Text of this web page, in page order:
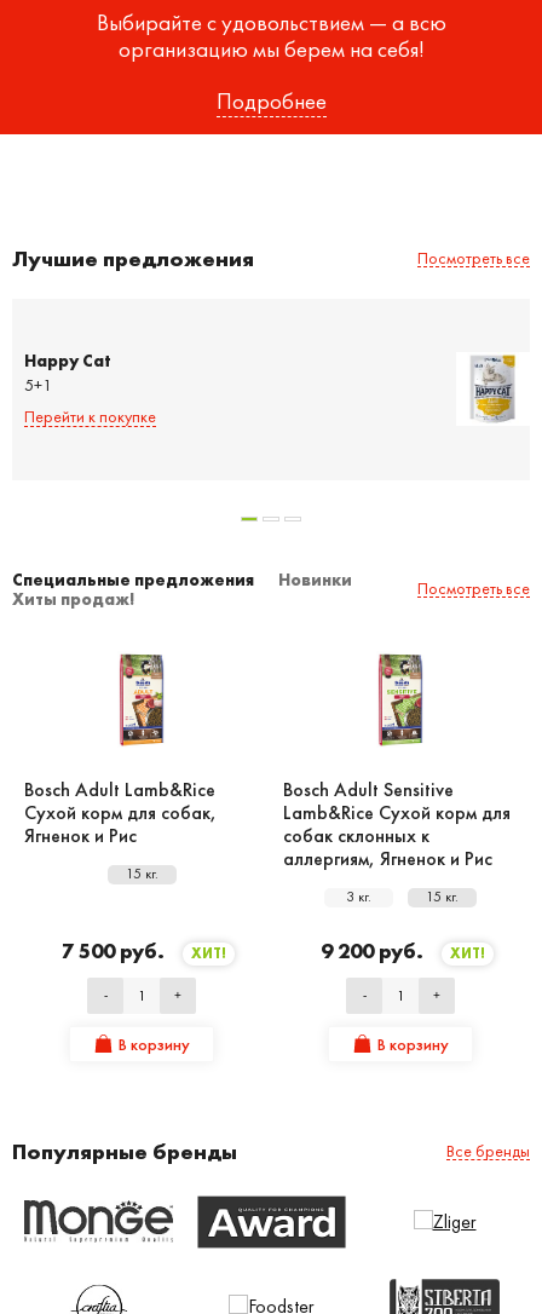
Выбирайте с удовольствием — а всю
организацию мы берем на себя!
Подробнее
Лучшие предложения Посмотреть все
Happy Cat
5+1
Перейти к покупке
Специальные предложения
Новинки
Хиты продаж!
Посмотреть все
Bosch Adult Lamb&Rice
Сухой корм для собак,
Ягненок и Рис
15 кг.
7 500 руб. ХИТ!
- +
В корзину
Bosch Adult Sensitive
Lamb&Rice Сухой корм для
собак склонных к
аллергиям, Ягненок и Рис
3 кг. 15 кг.
9 200 руб. ХИТ!
- +
В корзину
Популярные бренды Все бренды